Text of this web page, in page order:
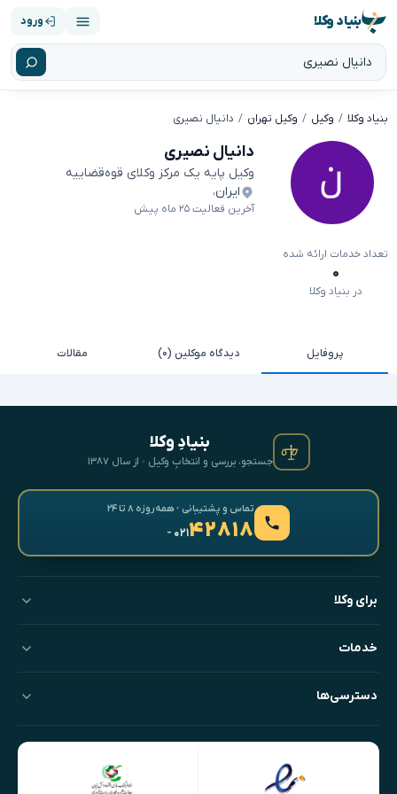
بنیاد وکلا ورود
بنیاد وکلا وکیل وکیل تهران دانیال نصیری
دانیال نصیری
وکیل پایه یک مرکز وکلای قوه‌قضاییه
ایران،
آخرین فعالیت ۲۵ ماه پیش
تعداد خدمات ارائه شده
۰
در بنیاد وکلا
پروفایل دیدگاه موکلین (۰) مقالات
بنیادِ وکلا
جستجو، بررسی و انتخابِ وکیل · از سال ۱۳۸۷
تماس و پشتیبانی · همه‌روزه ۸ تا ۲۴
۴۲۸۱۸- ۰۲۱
برای وکلا
خدمات
دسترسی‌ها